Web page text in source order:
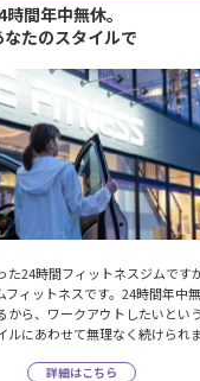
時間年中無休。
なたのスタイルで
た24時間フィットネスジムです
フィットネスです。24時間年中
から、ワークアウトしたいとい
にあわせて無理なく続けられま
詳細はこちら